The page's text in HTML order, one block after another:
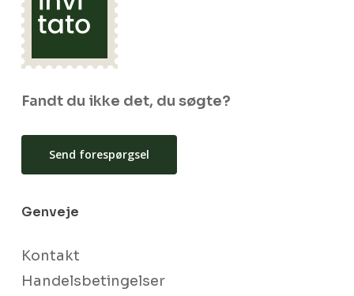
Fandt du ikke det, du søgte?
Send forespørgsel
Genveje
Kontakt
Handelsbetingelser